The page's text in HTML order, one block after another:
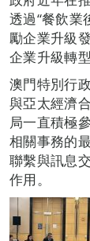
透過“餐飲業
勵企業升級
企業升級轉
澳門特別行
與亞太經濟
局一直積極
相關事務的
聯繫與訊息
作用。